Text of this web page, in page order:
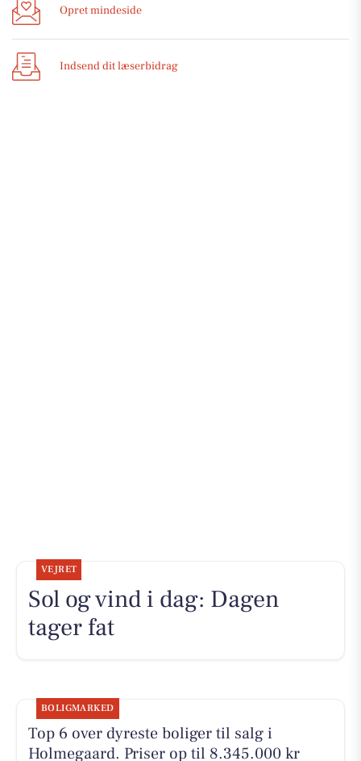
Opret mindeside
Indsend dit læserbidrag
VEJRET
Sol og vind i dag: Dagen
tager fat
BOLIGMARKED
Top 6 over dyreste boliger til salg i
Holmegaard. Priser op til 8.345.000 kr